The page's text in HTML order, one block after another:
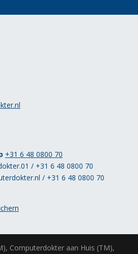
+31 6 48 0800 70
/ +31 6 48 0800 70
/ +31 6 48 0800 70
Computerdokter aan Huis (TM),